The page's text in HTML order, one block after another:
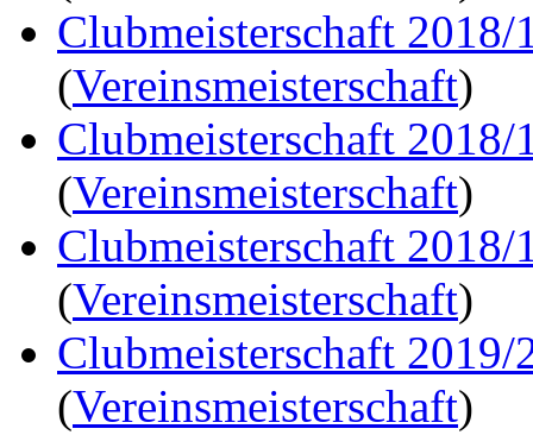
Clubmeisterschaft 2018/
(Vereinsmeisterschaft)
Clubmeisterschaft 2018/
(Vereinsmeisterschaft)
Clubmeisterschaft 2018/
(Vereinsmeisterschaft)
Clubmeisterschaft 2019/
(Vereinsmeisterschaft)